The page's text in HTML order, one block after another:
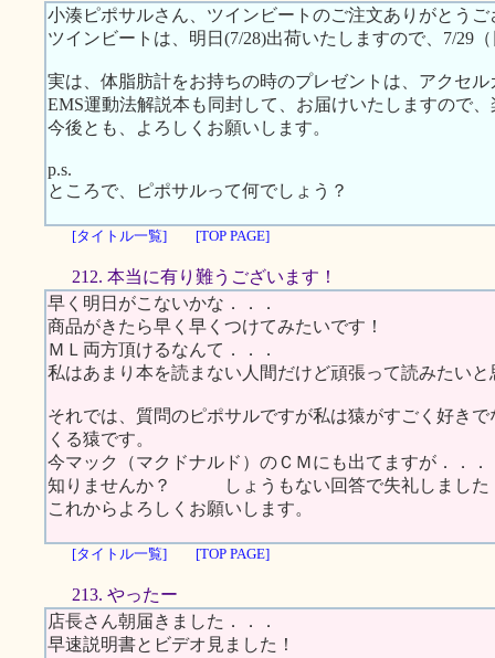
小湊ピポサルさん、ツインビートのご注文ありがとうご
ツインビートは、明日(7/28)出荷いたしますので、7/29
実は、体脂肪計をお持ちの時のプレゼントは、アクセ
EMS運動法解説本も同封して、お届けいたしますので
今後とも、よろしくお願いします。
p.s.
ところで、ピポサルって何でしょう？
[タイトル一覧] [TOP PAGE]
212. 本当に有り難うございます！
早く明日がこないかな．．．
商品がきたら早く早くつけてみたいです！
ＭＬ両方頂けるなんて．．．
私はあまり本を読まない人間だけど頑張って読みたいと
それでは、質問のピポサルですが私は猿がすごく好き
くる猿です。
今マック（マクドナルド）のＣＭにも出てますが．．．
知りませんか？ しょうもない回答で失礼しました
これからよろしくお願いします。
[タイトル一覧] [TOP PAGE]
213. やったー
店長さん朝届きました．．．
早速説明書とビデオ見ました！